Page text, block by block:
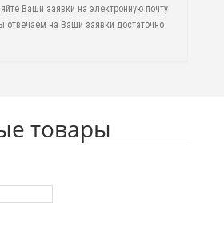
Ваши заявки на электронную почту
отвечаем на Ваши заявки достаточно
товары